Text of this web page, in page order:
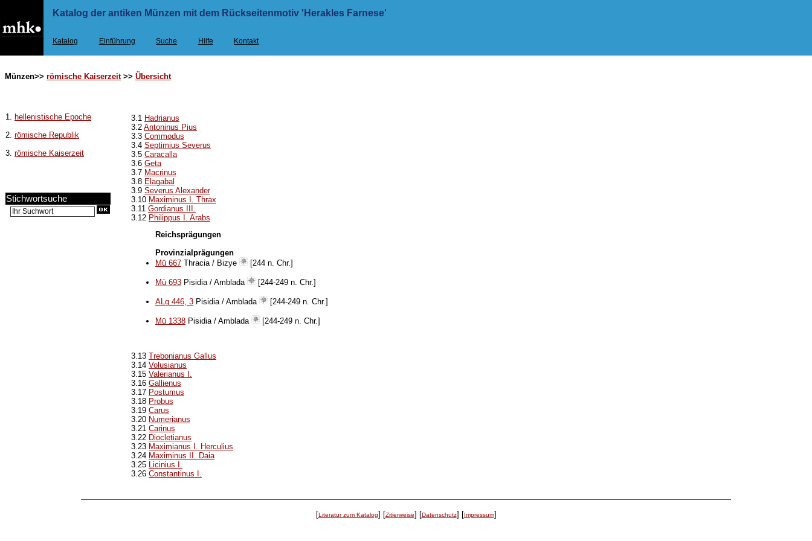
Katalog der antiken Münzen mit dem Rückseitenmotiv 'Herakles Farnese'
Katalog Einführung Suche Hilfe Kontakt
Münzen>> römische Kaiserzeit>> Übersicht
1.
hellenistische Epoche
2. römische Republik
3. römische Kaiserzeit
Stichwortsuche
3.1 Hadrianus
3.2 Antoninus Pius
3.3 Commodus
3.4 Septimius Severus
3.5 Caracalla
3.6 Geta
3.7 Macrinus
3.8 Elagabal
3.9 Severus Alexander
3.10 Maximinus I. Thrax
3.11 Gordianus III.
3.12 Philippus I. Arabs
Reichsprägungen
Provinzialprägungen
Mü 667 Thracia / Bizye [244 n. Chr.]
Mü 693 Pisidia / Amblada [244-249 n. Chr.]
ALg 446, 3 Pisidia / Amblada [244-249 n. Chr.]
Mü 1338 Pisidia / Amblada [244-249 n. Chr.]
3.13 Trebonianus Gallus
3.14 Volusianus
3.15 Valerianus I.
3.16 Gallienus
3.17 Postumus
3.18 Probus
3.19 Carus
3.20 Numerianus
3.21 Carinus
3.22 Diocletianus
3.23 Maximianus I. Herculius
3.24 Maximinus II. Daia
3.25 Licinius I.
3.26 Constantinus I.
[Literatur zum Katalog] [Zitierweise] [Datenschutz] [Impressum]